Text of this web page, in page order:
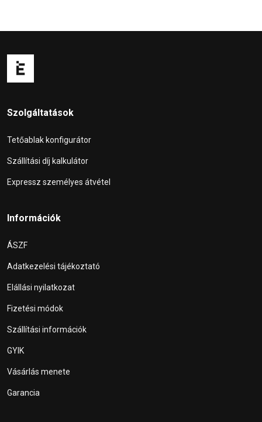
Szolgáltatások
Tetőablak konfigurátor
Szállítási díj kalkulátor
Expressz személyes átvétel
Információk
ÁSZF
Adatkezelési tájékoztató
Elállási nyilatkozat
Fizetési módok
Szállítási információk
GYIK
Vásárlás menete
Garancia